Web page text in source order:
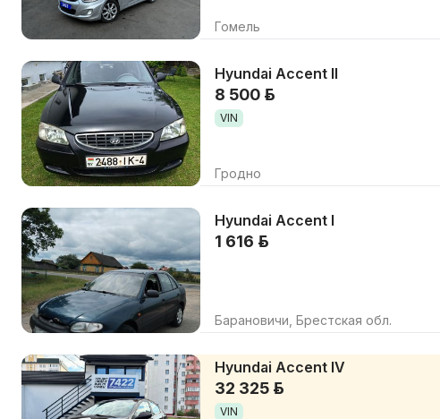
Гомель
Hyundai Accent II
8 500 р.
VIN
Гродно
Hyundai Accent I
1 616 р.
Барановичи, Брестская обл.
Hyundai Accent IV
32 325 р.
VIN